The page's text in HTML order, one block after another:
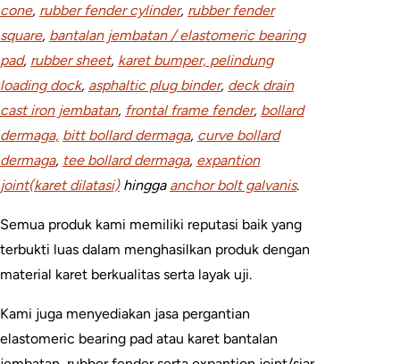
cone, rubber fender cylinder, rubber fender
square, bantalan jembatan / elastomeric bearing
pad, rubber sheet, karet bumper, pelindung
loading dock, asphaltic plug binder, deck drain
cast iron jembatan, frontal frame fender, bollard
dermaga, bitt bollard dermaga, curve bollard
dermaga, tee bollard dermaga, expantion
joint(karet dilatasi)hingga anchor bolt galvanis.
Semua produk kami memiliki reputasi baik yang
terbukti luas dalam menghasilkan produk dengan
material karet berkualitas serta layak uji.
Kami juga menyediakan jasa pergantian
elastomeric bearing pad atau karet bantalan